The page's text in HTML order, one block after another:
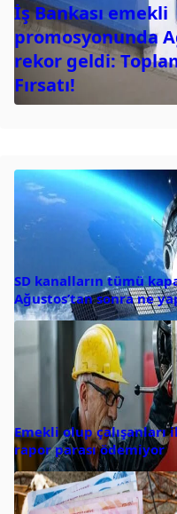
İş Bankası emekli
promosyonunda
rekor geldi:
Fırsatı!
SD kanalların tümü
Ağustos’tan sonra ne
Emekli olup çalışanları
rapor parası ödemiyor